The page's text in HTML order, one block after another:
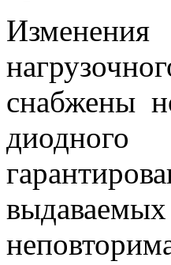
снабжены